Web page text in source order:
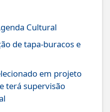
Cultural
de tapa-buracos e
em projeto
terá supervisão